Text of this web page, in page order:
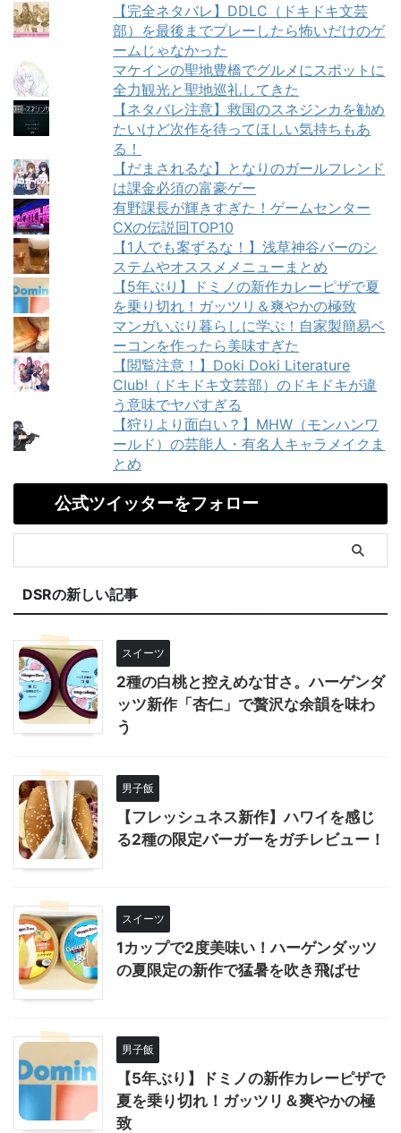
【完全ネタバレ】DDLC（ドキドキ文芸
部）を最後までプレーしたら怖いだけのゲ
ームじゃなかった
マケインの聖地豊橋でグルメにスポットに
全力観光と聖地巡礼してきた
【ネタバレ注意】救国のスネジンカを勧め
たいけど次作を待ってほしい気持ちもあ
る！
【だまされるな】となりのガールフレンド
は課金必須の富豪ゲー
有野課長が輝きすぎた！ゲームセンター
CXの伝説回TOP10
【1人でも案ずるな！】浅草神谷バーのシ
ステムやオススメメニューまとめ
【5年ぶり】ドミノの新作カレーピザで夏
を乗り切れ！ガッツリ＆爽やかの極致
マンガいぶり暮らしに学ぶ！自家製簡易ベ
ーコンを作ったら美味すぎた
【閲覧注意！】Doki Doki Literature
Club!（ドキドキ文芸部）のドキドキが違
う意味でヤバすぎる
【狩りより面白い？】MHW（モンハンワ
ールド）の芸能人・有名人キャラメイクま
とめ
公式ツイッターをフォロー
DSRの新しい記事
スイーツ
2種の白桃と控えめな甘さ。ハーゲンダ
ッツ新作「杏仁」で贅沢な余韻を味わ
う
男子飯
【フレッシュネス新作】ハワイを感じ
る2種の限定バーガーをガチレビュー！
スイーツ
1カップで2度美味い！ハーゲンダッツ
の夏限定の新作で猛暑を吹き飛ばせ
男子飯
【5年ぶり】ドミノの新作カレーピザで
夏を乗り切れ！ガッツリ＆爽やかの極
致